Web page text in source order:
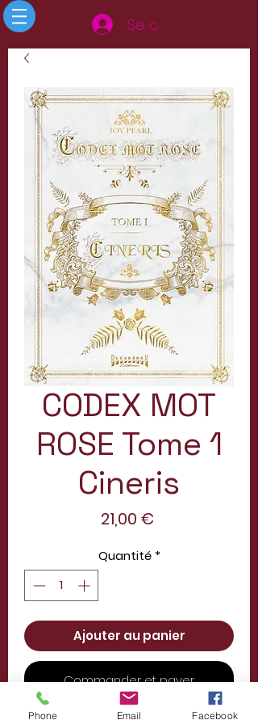
Se connecter
CODEX MOT
ROSE Tome 1
Cineris
21,00 €Prix
Quantité *
Ajouter au panier
Commander et payer
Phone Email Facebook